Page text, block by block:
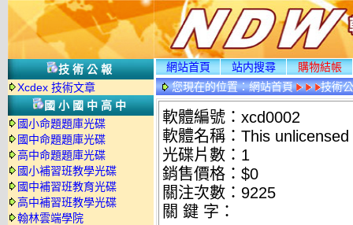
技術公報
Xcdex 技術文章
國小國中高中
國小命題題庫光碟
國中命題題庫光碟
高中命題題庫光碟
國小補習班教學光碟
國中補習班教育光碟
高中補習班教學光碟
翰林雲端學院
網站首頁 站内搜尋
購物結帳
您現在的位置：網站首頁 技術
軟體編號：xcd0002
軟體名稱：This
光碟片數：1
銷售價格：$0
關注次數： 9225
關 鍵 字：